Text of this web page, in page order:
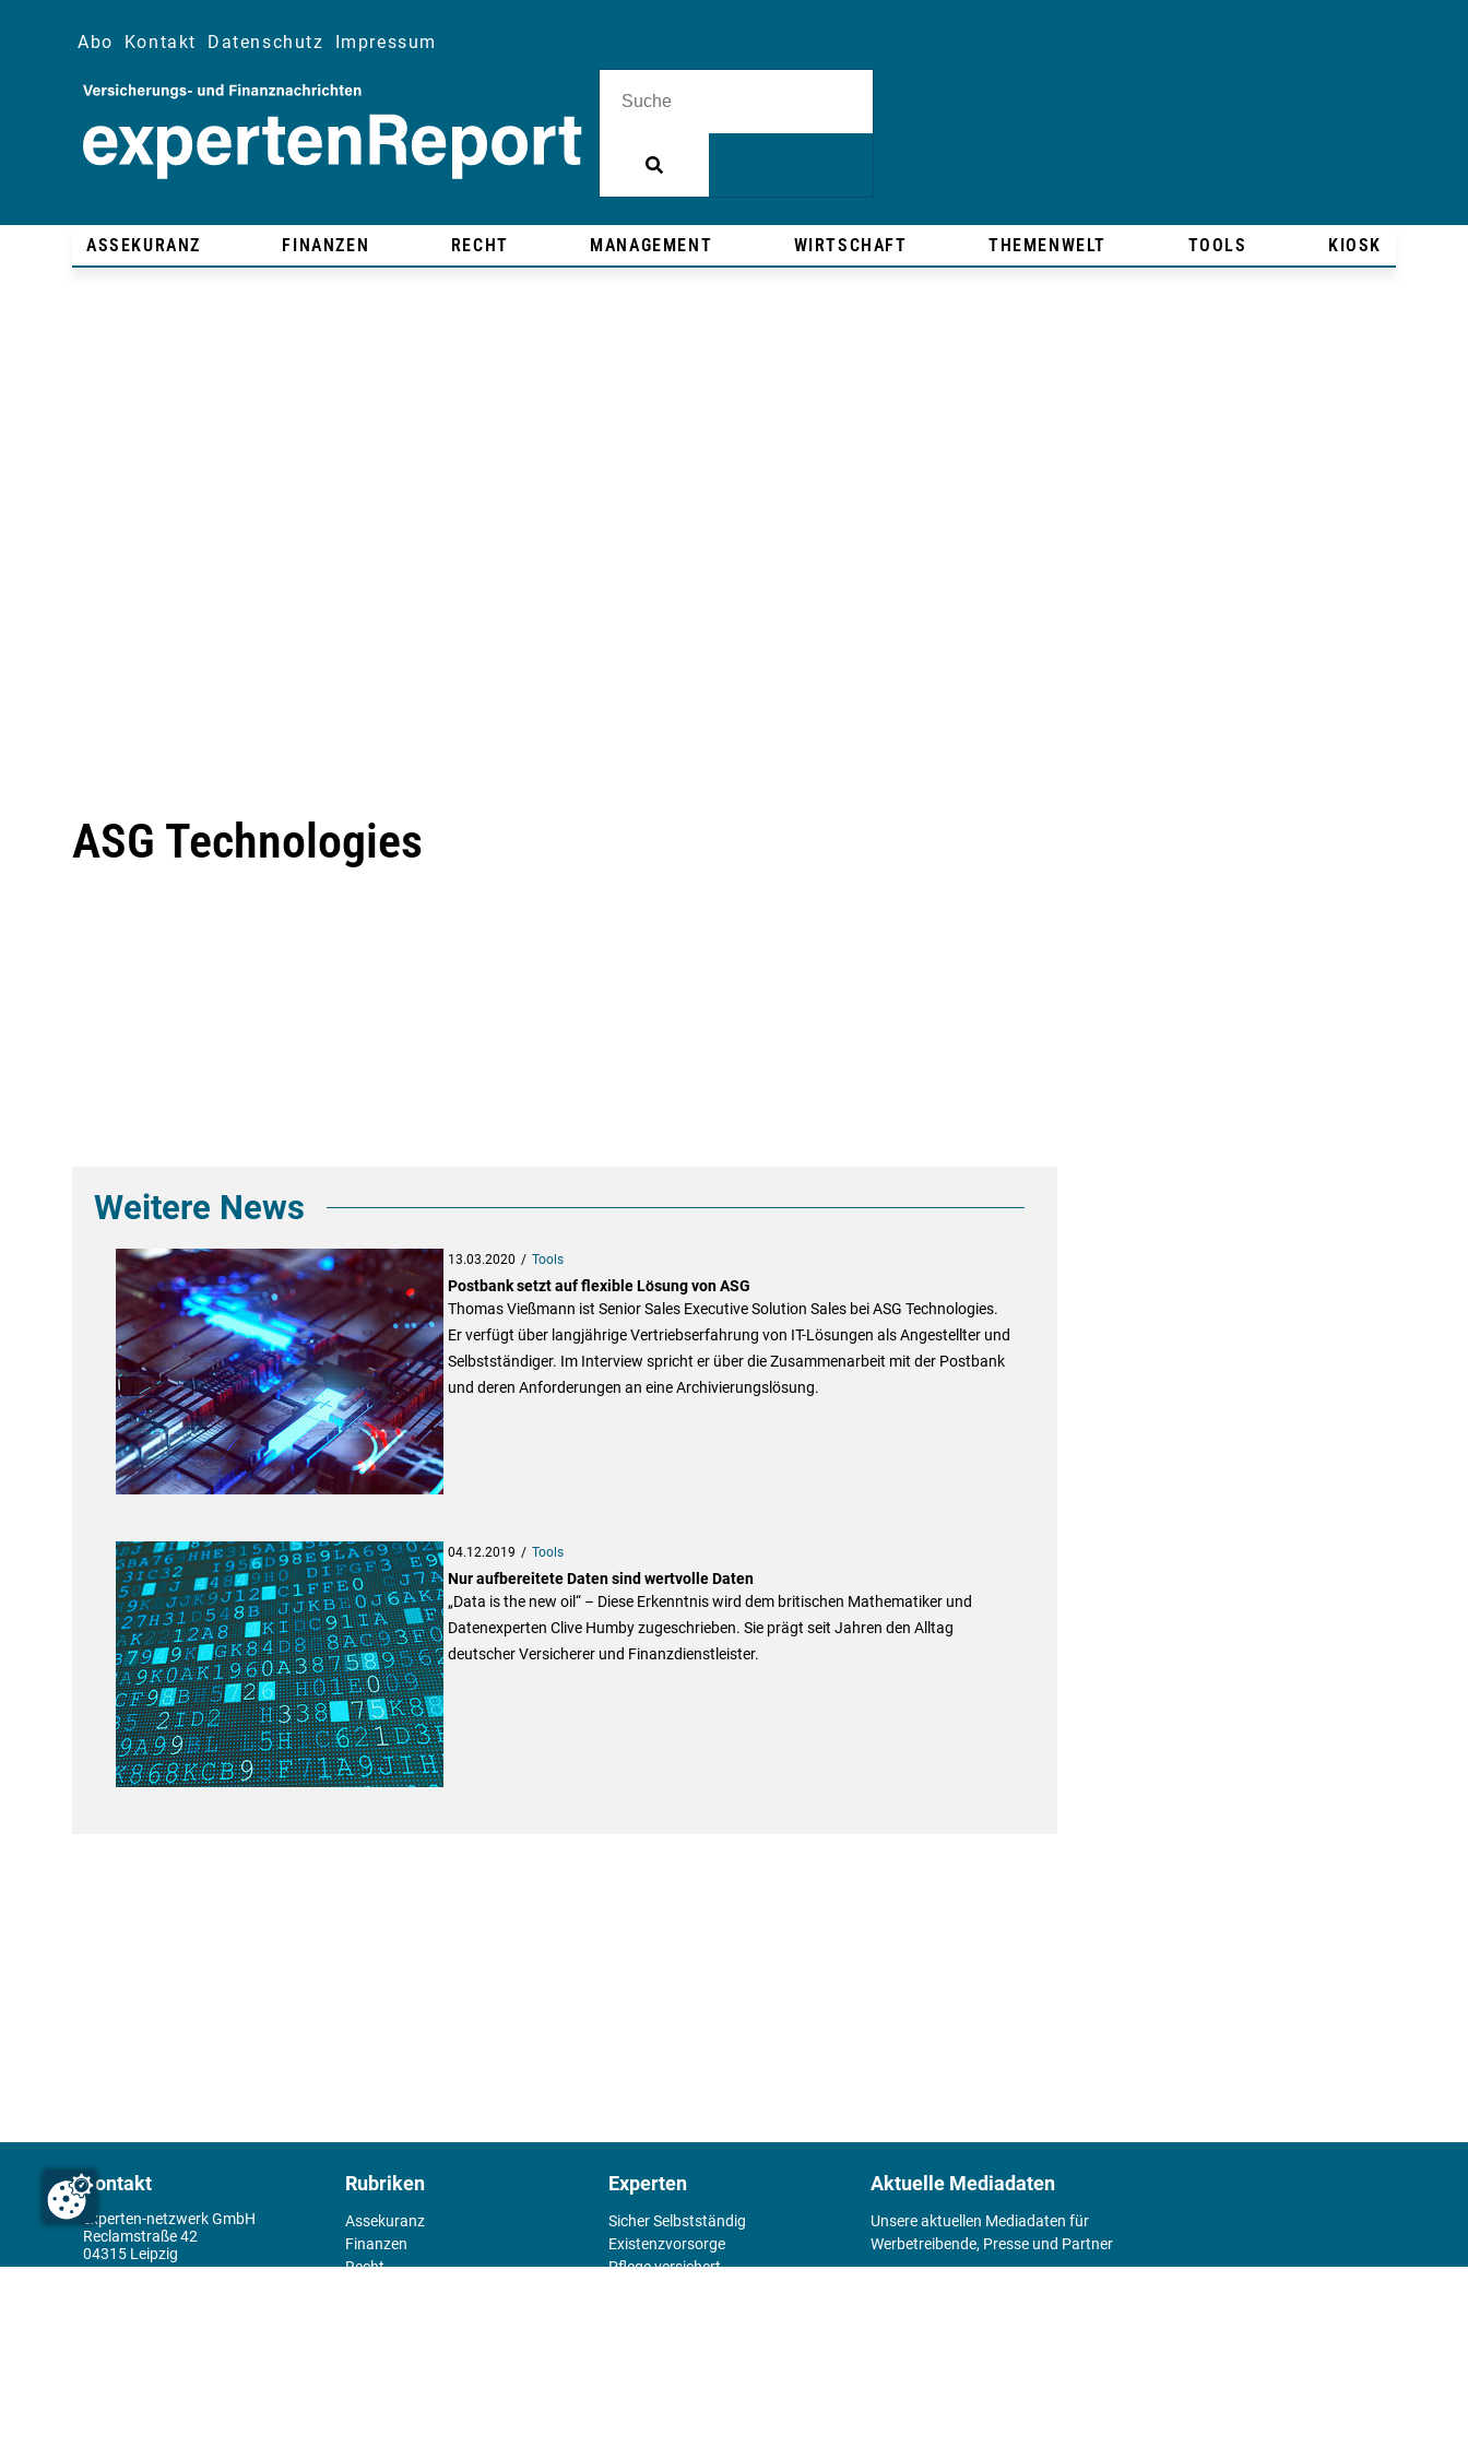
Abo Kontakt Datenschutz Impressum
ASSEKURANZ FINANZEN RECHT MANAGEMENT WIRTSCHAFT THEMENWELT TOOLS KIOSK
ASG Technologies
Weitere News
13.03.2020 Tools
Postbank setzt auf flexible Lösung von ASG
Thomas Vießmann ist Senior Sales Executive Solution Sales bei ASG Technologies.
Er verfügt über langjährige Vertriebserfahrung von IT-Lösungen als Angestellter und
Selbstständiger. Im Interview spricht er über die Zusammenarbeit mit der Postbank
und deren Anforderungen an eine Archivierungslösung.
04.12.2019 Tools
Nur aufbereitete Daten sind wertvolle Daten
„Data is the new oil“ – Diese Erkenntnis wird dem britischen Mathematiker und
Datenexperten Clive Humby zugeschrieben. Sie prägt seit Jahren den Alltag
deutscher Versicherer und Finanzdienstleister.
Kontakt
experten-netzwerk GmbH
Reclamstraße 42
04315 Leipzig
Rubriken
Assekuranz
Finanzen
Recht
Experten
Sicher Selbstständig
Existenz­vorsorge
Pflege versichert
Aktuelle Mediadaten
Unsere aktuellen Mediadaten für
Werbetreibende, Presse und Partner